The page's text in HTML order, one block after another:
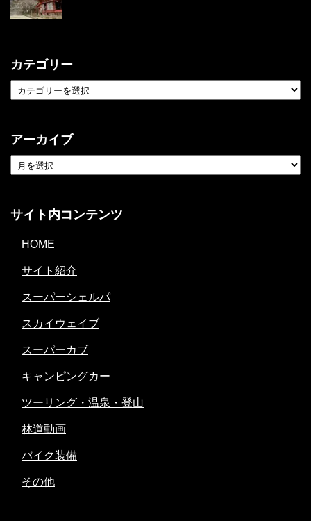
カテゴリー
アーカイブ
サイト内コンテンツ
HOME
サイト紹介
スーパーシェルパ
スカイウェイブ
スーパーカブ
キャンピングカー
ツーリング・温泉・登山
林道動画
バイク装備
その他